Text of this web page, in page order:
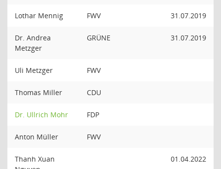
Lothar Mennig FWV 31.07.2019
Dr. Andrea
Metzger
GRÜNE 31.07.2019
Uli Metzger FWV
Thomas Miller CDU
Dr. Ullrich Mohr FDP
Anton Müller FWV
Thanh Xuan
01.04.2022